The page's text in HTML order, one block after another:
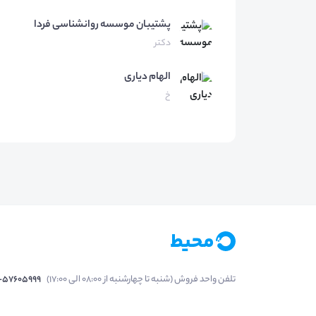
پشتیبان موسسهروانشناسی فردا
دکتر
الهامدیاری
خ
تلفن واحد فروش (شنبه تا چهارشنبه از 08:00 الی 17:00) 57605999